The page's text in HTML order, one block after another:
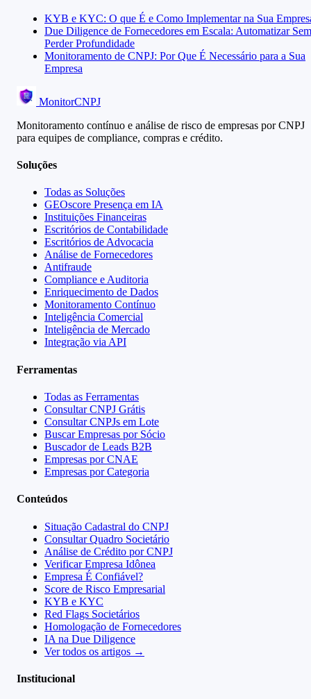
KYB e KYC: O que É e Como Implementar na Sua
Due Diligence de Fornecedores em Escala: Automatizar Sem
Perder Profundidade
Monitoramento de CNPJ: Por Que É Necessário para a Sua
Empresa
MonitorCNPJ
Monitoramento contínuo e análise de risco de empresas por CNPJ
para equipes de compliance, compras e crédito.
Soluções
Todas as Soluções
GEOscore Presença em IA
Instituições Financeiras
Escritórios de Contabilidade
Escritórios de Advocacia
Análise de Fornecedores
Antifraude
Compliance e Auditoria
Enriquecimento de Dados
Monitoramento Contínuo
Inteligência Comercial
Inteligência de Mercado
Integração via API
Ferramentas
Todas as Ferramentas
Consultar CNPJ Grátis
Consultar CNPJs em Lote
Buscar Empresas por Sócio
Buscador de Leads B2B
Empresas por CNAE
Empresas por Categoria
Conteúdos
Situação Cadastral do CNPJ
Consultar Quadro Societário
Análise de Crédito por CNPJ
Verificar Empresa Idônea
Empresa É Confiável?
Score de Risco Empresarial
KYB e KYC
Red Flags Societários
Homologação de Fornecedores
IA na Due Diligence
Ver todos os artigos →
Institucional